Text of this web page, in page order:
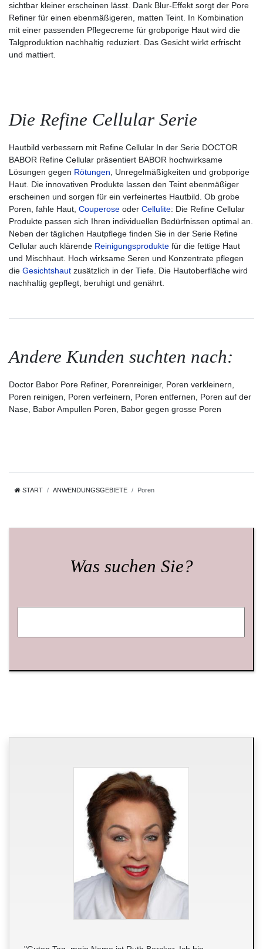
sichtbar kleiner erscheinen lässt. Dank Blur-Effekt sorgt der Pore
Refiner für einen ebenmäßigeren, matten Teint. In Kombination
mit einer passenden Pflegecreme für grobporige Haut wird die
Talgproduktion nachhaltig reduziert. Das Gesicht wirkt erfrischt
und mattiert.
Die Refine Cellular Serie
Hautbild verbessern mit Refine Cellular In der Serie DOCTOR
BABOR Refine Cellular präsentiert BABOR hochwirksame
Lösungen gegen Rötungen , Unregelmäßigkeiten und grobporige
Haut. Die innovativen Produkte lassen den Teint ebenmäßiger
erscheinen und sorgen für ein verfeinertes Hautbild. Ob grobe
Poren, fahle Haut, Couperose oder Cellulite: Die Refine Cellular
Produkte passen sich Ihren individuellen Bedürfnissen optimal an.
Neben der täglichen Hautpflege finden Sie in der Serie Refine
Cellular auch klärende Reinigungsprodukte für die fettige Haut
und Mischhaut. Hoch wirksame Seren und Konzentrate pflegen
die Gesichtshaut zusätzlich in der Tiefe. Die Hautoberfläche wird
nachhaltig gepflegt, beruhigt und genährt.
Andere Kunden suchten nach:
Doctor Babor Pore Refiner, Porenreiniger, Poren verkleinern,
Poren reinigen, Poren verfeinern, Poren entfernen, Poren auf der
Nase, Babor Ampullen Poren, Babor gegen grosse Poren
START ANWENDUNGSGEBIETE Poren
Was suchen Sie?